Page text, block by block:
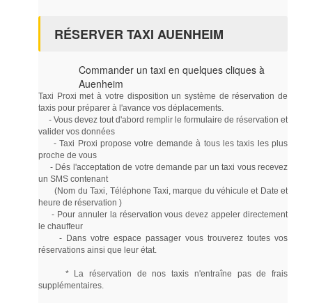
RÉSERVER TAXI AUENHEIM
Commander un taxi en quelques cliques à
Auenheim
Taxi Proxi met à votre disposition un système de réservation de
taxis pour préparer à l'avance vos déplacements.
- Vous devez tout d'abord remplir le formulaire de réservation et
valider vos données
- Taxi Proxi propose votre demande à tous les taxis les plus
proche de vous
- Dés l'acceptation de votre demande par un taxi vous recevez
un SMS contenant
(Nom du Taxi, Téléphone Taxi, marque du véhicule et Date et
heure de réservation )
- Pour annuler la réservation vous devez appeler directement
le chauffeur
- Dans votre espace passager vous trouverez toutes vos
réservations ainsi que leur état.
* La réservation de nos taxis n'entraîne pas de frais
supplémentaires.